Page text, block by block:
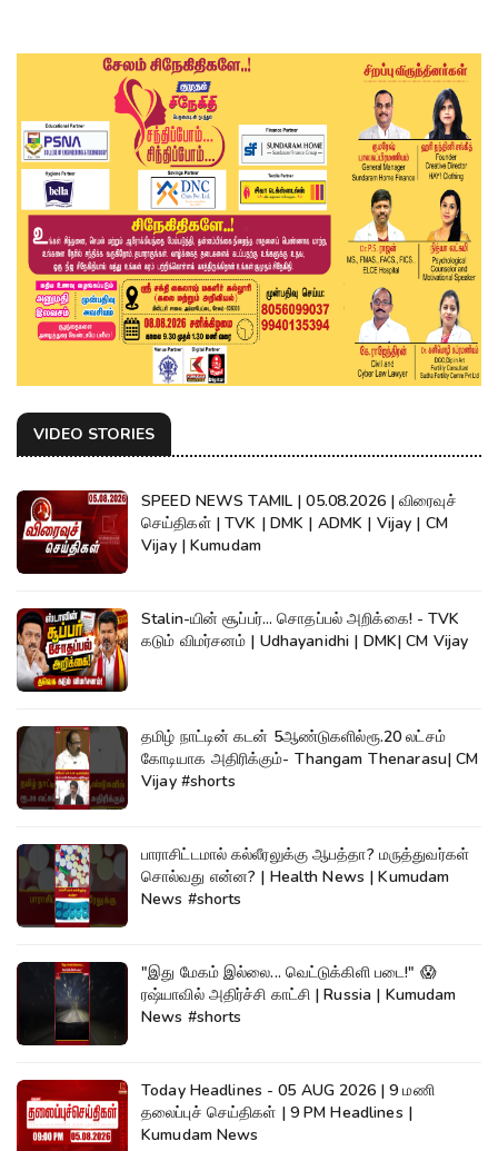
VIDEO STORIES
SPEED NEWS TAMIL | 05.08.2026 | விரைவுச்
செய்திகள் | TVK | DMK | ADMK | Vijay | CM
Vijay | Kumudam
Stalin-யின் சூப்பர்... சொதப்பல் அறிக்கை! - TVK
கடும் விமர்சனம் | Udhayanidhi | DMK| CM Vijay
தமிழ் நாட்டின் கடன் 5ஆண்டுகளில்ரூ.20 லட்சம்
கோடியாக அதிரிக்கும்- Thangam Thenarasu| CM
Vijay #shorts
பாராசிட்டமால் கல்லீரலுக்கு ஆபத்தா? மருத்துவர்கள்
சொல்வது என்ன? | Health News | Kumudam
News #shorts
"இது மேகம் இல்லை... வெட்டுக்கிளி படை!" 😱
ரஷ்யாவில் அதிர்ச்சி காட்சி | Russia | Kumudam
News #shorts
Today Headlines - 05 AUG 2026 | 9 மணி
தலைப்புச் செய்திகள் | 9 PM Headlines |
Kumudam News